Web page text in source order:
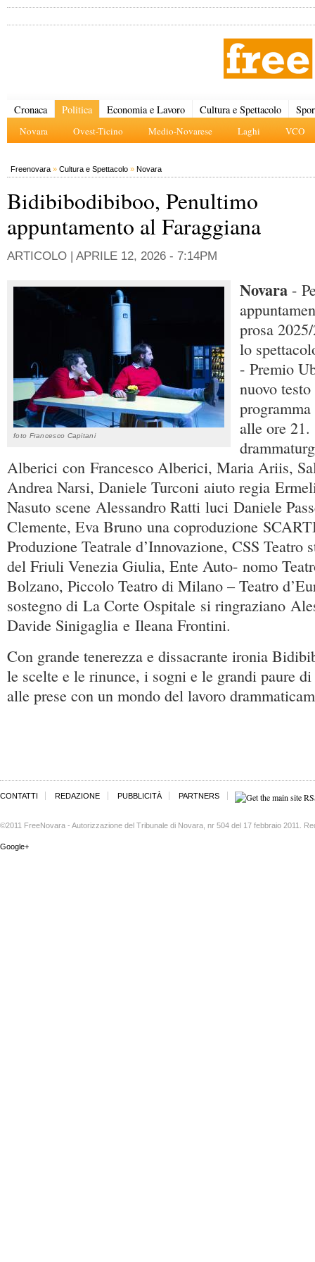
Cronaca Politica
Novara Ovest-Ticino Medio-Novarese Laghi VCO
Economia e Lavoro Cultura e Spettacolo
Freenovara » Cultura e Spettacolo » Novara
Bidibibodibiboo, Penultimo
appuntamento al Faraggiana
ARTICOLO | APRILE 12, 2026 - 7:14PM
foto Francesco Capitani
Novara -
prosa
lo
- Premio
nuovo
alle ore 21.
Alberici con Francesco Alberici, Maria Ariis,
Andrea Narsi, Daniele Turconi aiuto regia
Nasuto scene Alessandro Ratti luci Daniele
Clemente, Eva Bruno una coproduzione
Produzione Teatrale d’Innovazione, CSS Teatro
del Friuli Venezia Giulia, Ente Auto- nomo
Bolzano, Piccolo Teatro di Milano – Teatro
sostegno di La Corte Ospitale si ringraziano
Davide Sinigaglia e Ileana Frontini.
Con grande tenerezza e dissacrante ironia
le scelte e le rinunce, i sogni e le grandi paure di
alle prese con un mondo del lavoro
CONTATTI REDAZIONE PUBBLICITÀ PARTNERS
©2011 FreeNovara - Autorizzazione del Tribunale di Novara, nr 504 del 17 febbraio 2011.
Google+